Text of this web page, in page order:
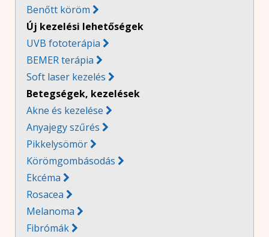
Benőtt köröm
Új kezelési lehetőségek
UVB fototerápia
BEMER terápia
Soft laser kezelés
Betegségek, kezelések
Akne és kezelése
Anyajegy szűrés 
Pikkelysömör 
Körömgombásodás 
Ekcéma 
Rosacea 
Melanoma 
Fibrómák 